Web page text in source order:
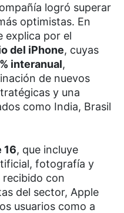
logró superar
optimistas. En
explica por el
del iPhone, cuyas
interanual,
de nuevos
y una
como India, Brasil
16, que incluye
fotografía y
recibido con
del sector, Apple
usuarios como a